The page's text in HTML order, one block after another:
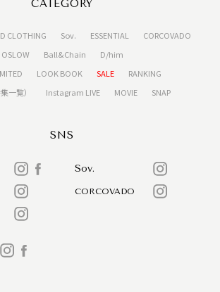
CATEGORY
CLOTHING Sov. ESSENTIAL
CORCOVADO
OSLOW
Ball&Chain
D/him
LOOK BOOK SALE
RANKING
一覧）
Instagram LIVE MOVIE SNAP
SNS
Sov.
CORCOVADO